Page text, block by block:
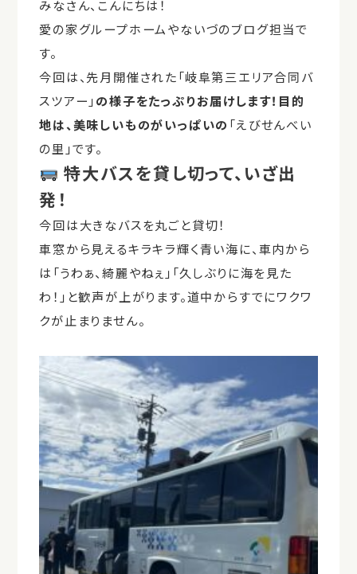
みなさん、こんにちは！
愛の家グループホームやないづのブログ担当で
す。
今回は、先月開催された「岐阜第三エリア合同バ
スツアー」の様子をたっぷりお届けします！目的
地は、美味しいものがいっぱいの 「えびせんべい
の里」です。
特大バスを貸し切って、いざ出
発！
今回は大きなバスを丸ごと貸切！
車窓から見えるキラキラ輝く青い海に、車内から
は「うわぁ、綺麗やねぇ」「久しぶりに海を見た
わ！」と歓声が上がります。道中からすでにワクワ
クが止まりません。